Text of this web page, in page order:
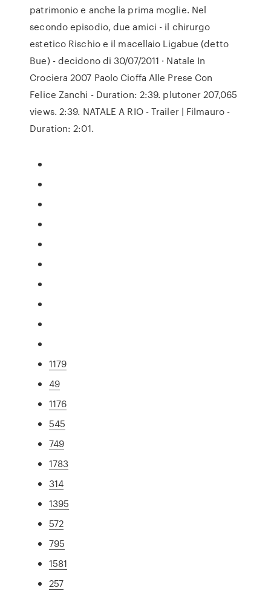
patrimonio e anche la prima moglie. Nel
secondo episodio, due amici - il chirurgo
estetico Rischio e il macellaio Ligabue (detto
Bue) - decidono di 30/07/2011 · Natale In
Crociera 2007 Paolo Cioffa Alle Prese Con
Felice Zanchi - Duration: 2:39. plutoner 207,065
views. 2:39. NATALE A RIO - Trailer | Filmauro -
Duration: 2:01.
1179
49
1176
545
749
1783
314
1395
572
795
1581
257